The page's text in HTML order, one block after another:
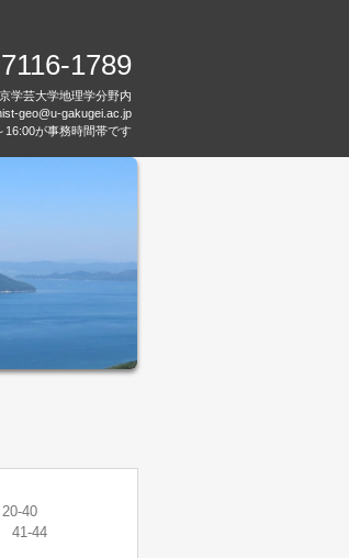
1789
芸大学地理学分野内
geo@u-gakugei.ac.jp
が事務時間帯です
40
41-44